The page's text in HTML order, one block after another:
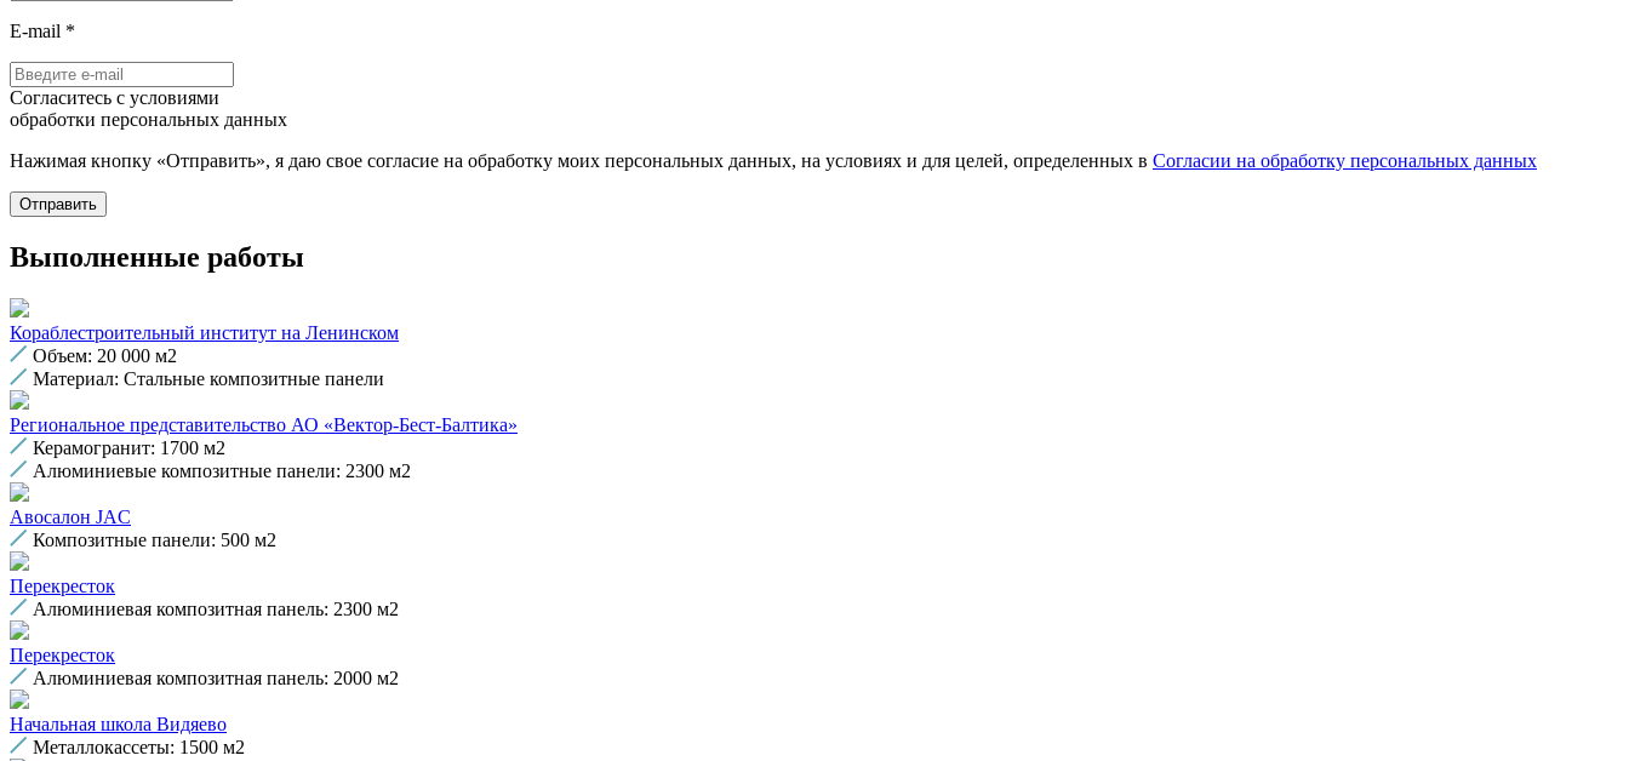
E-mail *
Согласитесь с условиями
обработки персональных данных
Нажимая кнопку «Отправить», я даю свое согласие на обработку моих персональных данных, на условиях и для целей, определенных в Согласии на обработку персональных данных
Отправить
Выполненные работы
Кораблестроительный институт на Ленинском
Объем: 20 000 м2
Материал: Стальные композитные панели
Региональное представительство АО «Вектор-Бест-Балтика»
Керамогранит: 1700 м2
Алюминиевые композитные панели: 2300 м2
Авосалон JAC
Композитные панели: 500 м2
Перекресток
Алюминиевая композитная панель: 2300 м2
Перекресток
Алюминиевая композитная панель: 2000 м2
Начальная школа Видяево
Металлокассеты: 1500 м2